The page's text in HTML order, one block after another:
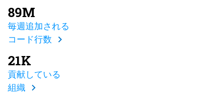
89M
毎週追加される
コード行数
21K
貢献している
組織